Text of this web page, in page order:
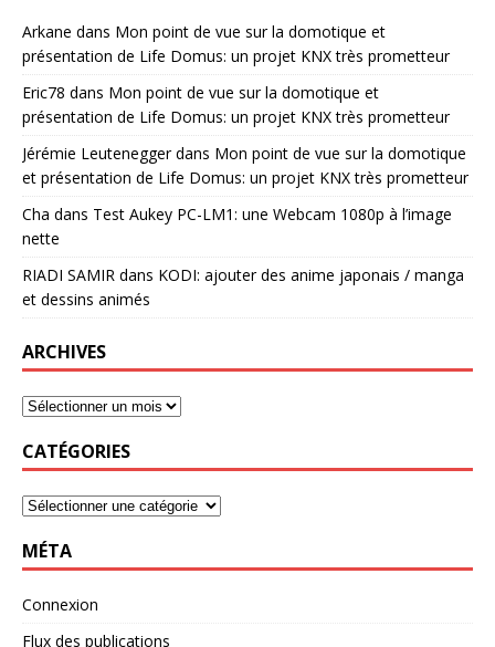
Arkane dans Mon point de vue sur la domotique et
présentation de Life Domus: un projet KNX très prometteur
Eric78 dans Mon point de vue sur la domotique et
présentation de Life Domus: un projet KNX très prometteur
Jérémie Leuteneggerdans Mon point de vue sur la domotique
et présentation de Life Domus: un projet KNX très prometteur
Cha dans Test Aukey PC-LM1: une Webcam 1080p à l’image
nette
RIADI SAMIR dans KODI: ajouter des anime japonais / manga
et dessins animés
ARCHIVES
CATÉGORIES
MÉTA
Connexion
Flux des publications